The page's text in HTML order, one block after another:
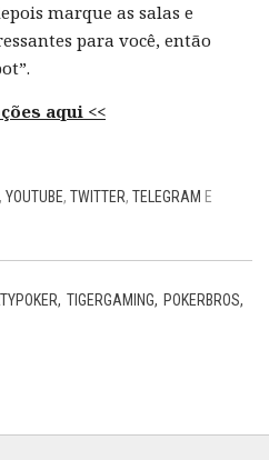
marque as salas e
para você, então
aqui <<
, YOUTUBE, TWITTER, TELEGRAM E
TIGERGAMING
POKERBROS